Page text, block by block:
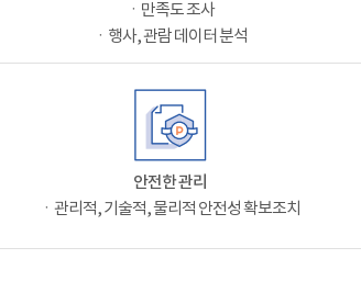
ㆍ만족도 조사
ㆍ행사, 관람 데이터 분석
안전한 관리
ㆍ관리적, 기술적, 물리적 안전성 확보조치